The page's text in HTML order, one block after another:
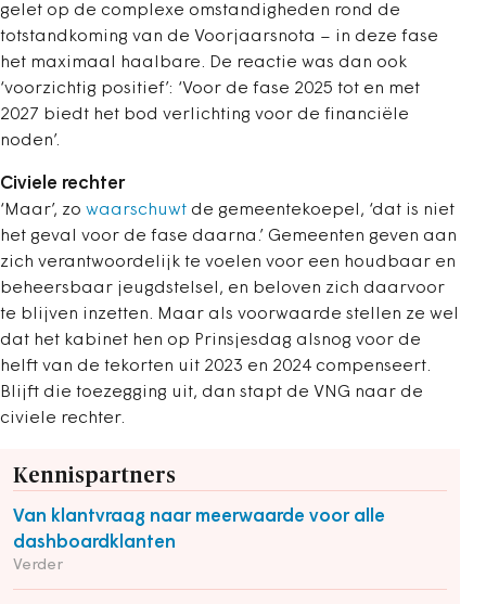
gelet op de complexe omstandigheden rond de
totstandkoming van de Voorjaarsnota – in deze fase
het maximaal haalbare. De reactie was dan ook
‘voorzichtig positief’: ‘Voor de fase 2025 tot en met
2027 biedt het bod verlichting voor de financiële
noden’.
Civiele rechter
‘Maar’, zo waarschuwt de gemeentekoepel, ‘dat is niet
het geval voor de fase daarna.’ Gemeenten geven aan
zich verantwoordelijk te voelen voor een houdbaar en
beheersbaar jeugdstelsel, en beloven zich daarvoor
te blijven inzetten. Maar als voorwaarde stellen ze wel
dat het kabinet hen op Prinsjesdag alsnog voor de
helft van de tekorten uit 2023 en 2024 compenseert.
Blijft die toezegging uit, dan stapt de VNG naar de
civiele rechter.
Kennispartners
Van klantvraag naar meerwaarde voor alle
dashboardklanten
Verder